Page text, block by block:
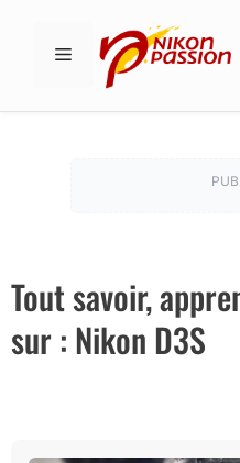
MENU
Tout savoir,
sur : Nikon D3S